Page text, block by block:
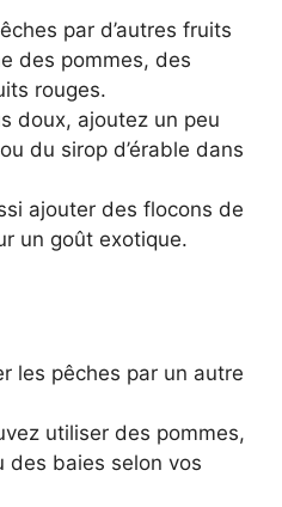
par d’autres fruits
des pommes, des
rouges.
doux, ajoutez un peu
du sirop d’érable dans
ajouter des flocons de
un goût exotique.
les pêches par un autre
utiliser des pommes,
des baies selon vos